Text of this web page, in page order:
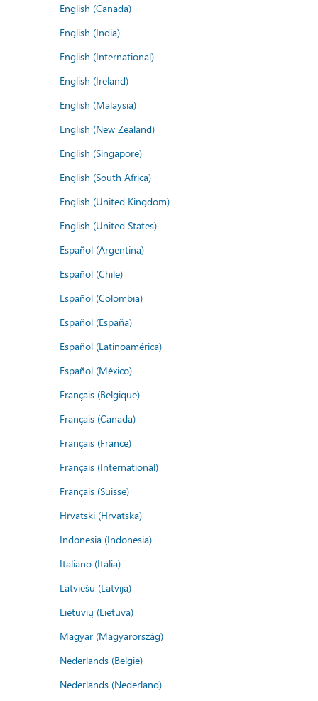
English (Canada)
English (India)
English (International)
English (Ireland)
English (Malaysia)
English (New Zealand)
English (Singapore)
English (South Africa)
English (United Kingdom)
English (United States)
Español (Argentina)
Español (Chile)
Español (Colombia)
Español (España)
Español (Latinoamérica)
Español (México)
Français (Belgique)
Français (Canada)
Français (France)
Français (International)
Français (Suisse)
Hrvatski (Hrvatska)
Indonesia (Indonesia)
Italiano (Italia)
Latviešu (Latvija)
Lietuvių (Lietuva)
Magyar (Magyarország)
Nederlands (België)
Nederlands (Nederland)